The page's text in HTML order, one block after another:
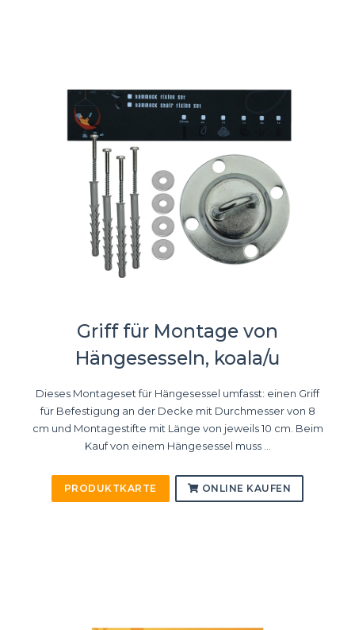
Griff für Montage von
Hängesesseln, koala/u
Dieses Montageset für Hängesessel umfasst: einen Griff
für Befestigung an der Decke mit Durchmesser von 8
cm und Montagestifte mit Länge von jeweils 10 cm. Beim
Kauf von einem Hängesessel muss ...
PRODUKTKARTE ONLINE KAUFEN